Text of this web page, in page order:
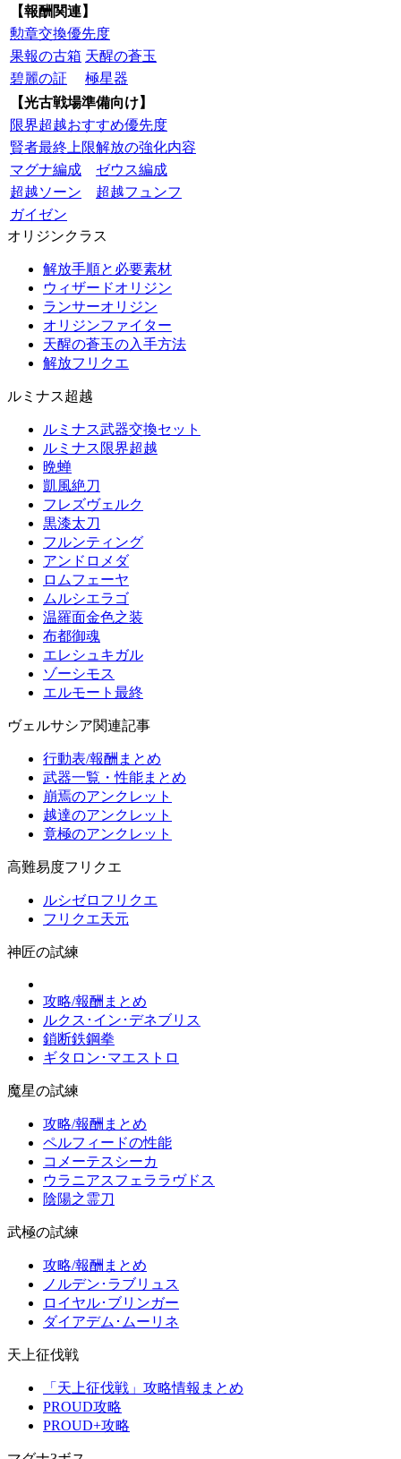
【報酬関連】
勲章交換優先度
果報の古箱 天醒の蒼玉
碧麗の証
極星器
【光古戦場準備向け】
限界超越おすすめ優先度
賢者最終上限解放の強化内容
マグナ編成
ゼウス編成
超越ソーン
超越フュンフ
ガイゼン
オリジンクラス
解放手順と必要素材
ウィザードオリジン
ランサーオリジン
オリジンファイター
天醒の蒼玉の入手方法
解放フリクエ
ルミナス超越
ルミナス武器交換セット
ルミナス限界超越
晩蝉
凱風絶刀
フレズヴェルク
黒漆太刀
フルンティング
アンドロメダ
ロムフェーヤ
ムルシエラゴ
温羅面金色之装
布都御魂
エレシュキガル
ゾーシモス
エルモート最終
ヴェルサシア関連記事
行動表/報酬まとめ
武器一覧・性能まとめ
崩焉のアンクレット
越達のアンクレット
竟極のアンクレット
高難易度フリクエ
ルシゼロフリクエ
フリクエ天元
神匠の試練
攻略/報酬まとめ
ルクス･イン･デネブリス
鎖断鉄鋼拳
ギタロン･マエストロ
魔星の試練
攻略/報酬まとめ
ペルフィードの性能
コメーテスシーカ
ウラニアスフェララヴドス
陰陽之霊刀
武極の試練
攻略/報酬まとめ
ノルデン･ラブリュス
ロイヤル･ブリンガー
ダイアデム･ムーリネ
天上征伐戦
「天上征伐戦」攻略情報まとめ
PROUD攻略
PROUD+攻略